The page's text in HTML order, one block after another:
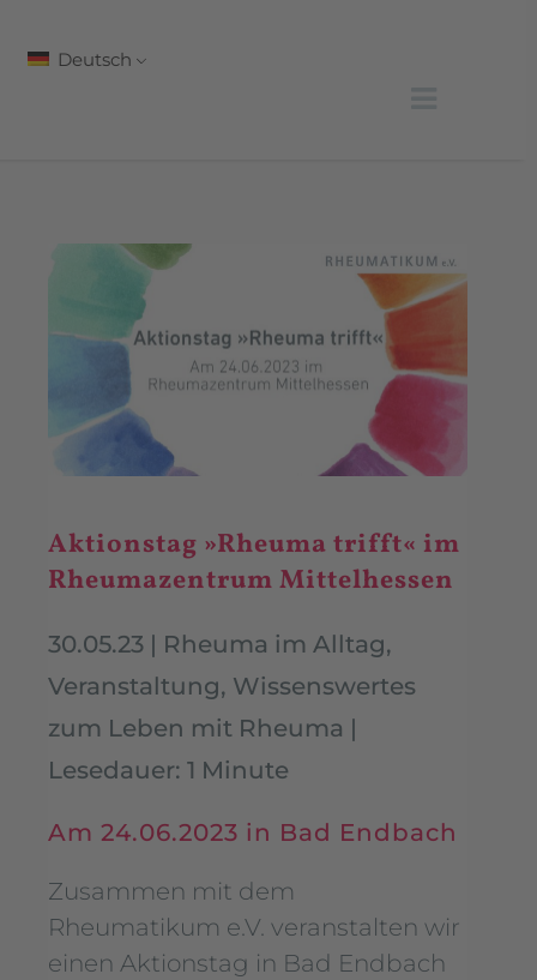
Deutsch
Aktionstag »Rheuma trifft« im
Rheumazentrum Mittelhessen
30.05.23 Rheuma im Alltag,
Veranstaltung, Wissenswertes
zum Leben mit Rheuma
Lesedauer: 1 Minute
Am 24.06.2023 in Bad Endbach
Zusammen mit dem
Rheumatikum e.V. veranstalten wir
einen Aktionstag in Bad Endbach